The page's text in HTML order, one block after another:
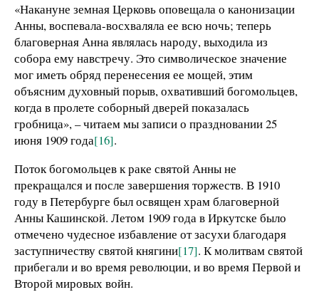
«Накануне земная Церковь оповещала о канонизации
Анны, воспевала-восхваляла ее всю ночь; теперь
благоверная Анна являлась народу, выходила из
собора ему навстречу. Это символическое значение
мог иметь обряд перенесения ее мощей, этим
объясним духовный порыв, охвативший богомольцев,
когда в пролете соборный дверей показалась
гробница», – читаем мы записи о праздновании 25
июня 1909 года[16].
Поток богомольцев к раке святой Анны не
прекращался и после завершения торжеств. В 1910
году в Петербурге был освящен храм благоверной
Анны Кашинской. Летом 1909 года в Иркутске было
отмечено чудесное избавление от засухи благодаря
заступничеству святой княгини[17]. К молитвам святой
прибегали и во время революции, и во время Первой и
Второй мировых войн.